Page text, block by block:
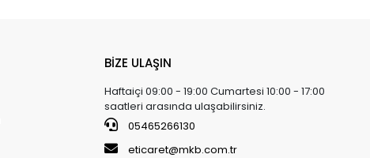
BİZE ULAŞIN
Haftaiçi 09:00 - 19:00 Cumartesi 10:00 - 17:00
saatleri arasında ulaşabilirsiniz.
05465266130
eticaret@mkb.com.tr